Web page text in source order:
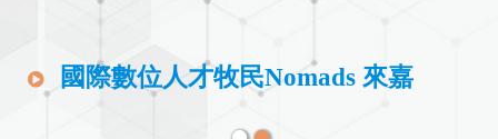
第二屆AI創意無人載具夏令營
國際數位人才牧民Nomads 來嘉